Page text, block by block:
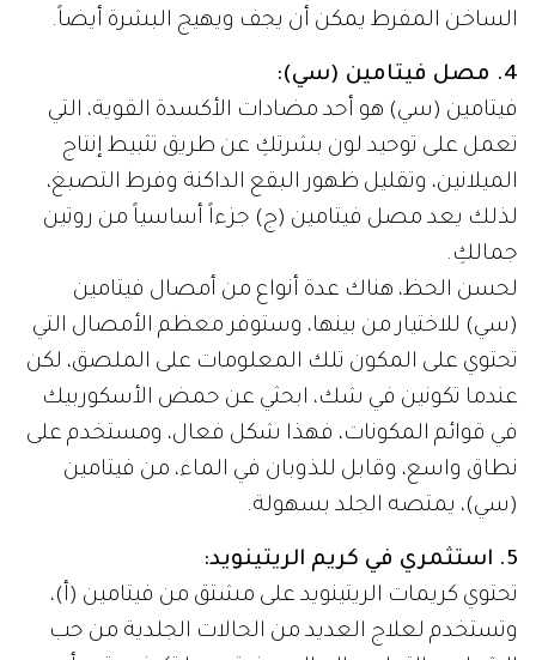
الساخن المفرط يمكن أن يجف ويهيج البشرة أيضاً.
4. مصل فيتامين (سي):
فيتامين (سي) هو أحد مضادات الأكسدة القوية، التي
تعمل على توحيد لون بشرتكِ عن طريق تثبيط إنتاج
الميلانين، وتقليل ظهور البقع الداكنة وفرط التصبغ،
لذلك يعد مصل فيتامين (ج) جزءاً أساسياً من روتين
جمالكِ.
لحسن الحظ، هناك عدة أنواع من أمصال فيتامين
(سي) للاختيار من بينها، وستوفر معظم الأمصال التي
تحتوي على المكون تلك المعلومات على الملصق، لكن
عندما تكونين في شك، ابحثي عن حمض الأسكوربيك
في قوائم المكونات، فهذا شكل فعال، ومستخدم على
نطاق واسع، وقابل للذوبان في الماء، من فيتامين
(سي)، يمتصه الجلد بسهولة.
5. استثمري في كريم الريتينويد:
تحتوي كريمات الريتينويد على مشتق من فيتامين (أ)،
وتستخدم لعلاج العديد من الحالات الجلدية من حب